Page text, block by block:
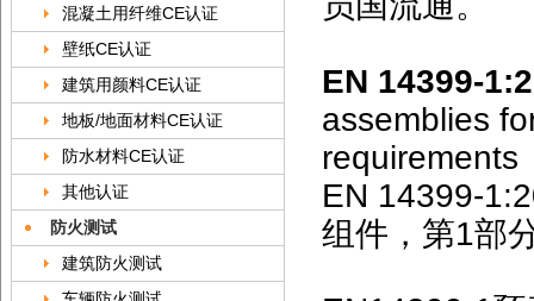
混凝土用纤维CE认证
壁纸CE认证
建筑用颜料CE认证
地板/地面材料CE认证
防水材料CE认证
其他认证
防火测试
建筑防火测试
EN 14399-
assemblies
requirements
EN 14399-
组件，第1部